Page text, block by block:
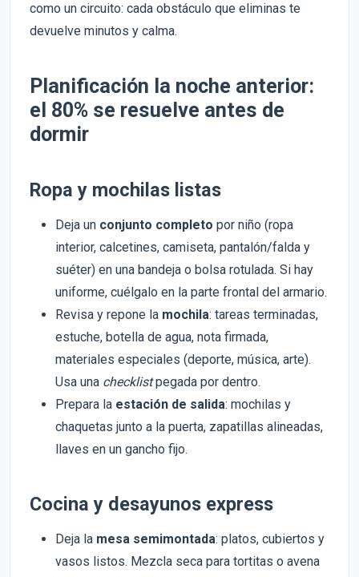
como un circuito: cada obstáculo que eliminas te
devuelve minutos y calma.
Planificación la noche anterior:
el 80% se resuelve antes de
dormir
Ropa y mochilas listas
Deja un conjunto completo por niño (ropa
interior, calcetines, camiseta, pantalón/falda y
suéter) en una bandeja o bolsa rotulada. Si hay
uniforme, cuélgalo en la parte frontal del armario.
Revisa y repone la mochila: tareas terminadas,
estuche, botella de agua, nota firmada,
materiales especiales (deporte, música, arte).
Usa una checklistpegada por dentro.
Prepara la estación de salida: mochilas y
chaquetas junto a la puerta, zapatillas alineadas,
llaves en un gancho fijo.
Cocina y desayunos express
Deja la mesa semimontada: platos, cubiertos y
vasos listos. Mezcla seca para tortitas o avena